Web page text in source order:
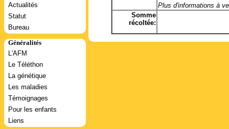
Actualités
Statut
Bureau
Généralités
L'AFM
Le Téléthon
La génétique
Les maladies
Témoignages
Pour les enfants
Liens
Plus d'informations à
Somme
récoltée: